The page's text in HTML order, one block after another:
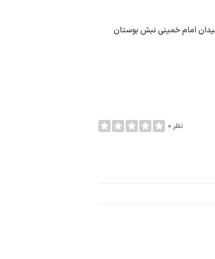
امام خمینی نبش بوستان
0 نظر